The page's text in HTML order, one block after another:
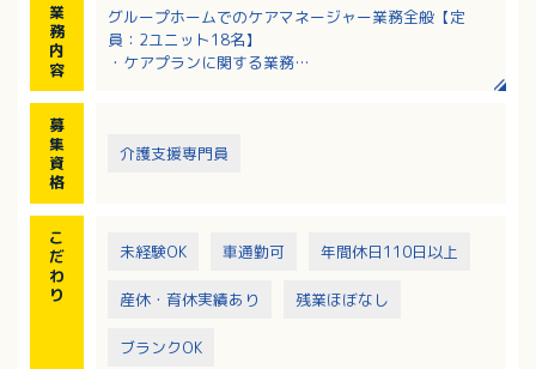
業
務
内
容
グループホームでのケアマネージャー業務全般【定
員：2ユニット18名】
・ケアプランに関する業務
・その他関連業務
※人員体制：管理者1名、看護師1名、ケアマネージャ
募
集
資
格
介護支援専門員
こ
だ
わ
り
未経験OK 車通勤可 年間休日110日以上
産休・育休実績あり 残業ほぼなし
ブランクOK